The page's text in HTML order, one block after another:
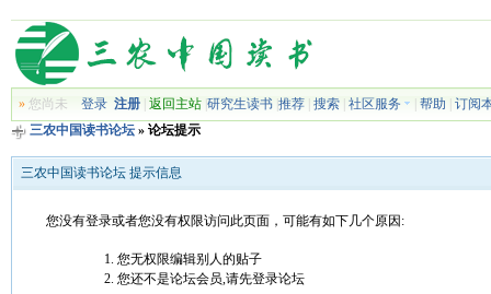
»您尚未 登录 注册| 返回主站| 研究生读书| 推荐| 搜索| 社区服务 帮助
订阅
三农中国读书论坛» 论坛提示
三农中国读书论坛 提示信息
您没有登录或者您没有权限访问此页面，可能有如下几个原因:
您无权限编辑别人的贴子
您还不是论坛会员,请先登录论坛